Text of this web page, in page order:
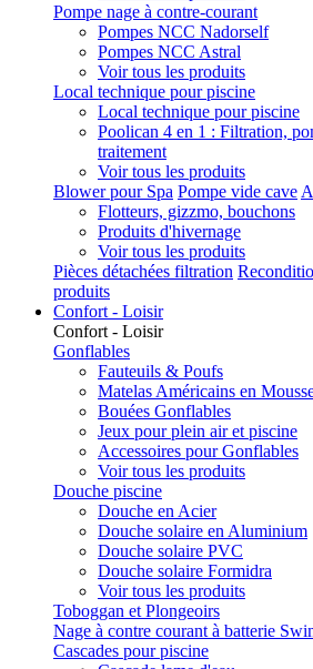
Pompe nage à contre-courant
Pompes NCC Nadorself
Pompes NCC Astral
Voir tous les produits
Local technique pour piscine
Local technique pour piscine
Poolican 4 en 1 : Filtration,
traitement
Voir tous les produits
Blower pour Spa Pompe vide cave
Flotteurs, gizzmo, bouchons
Produits d'hivernage
Voir tous les produits
Pièces détachées filtration
produits
Confort - Loisir
Confort - Loisir
Gonflables
Fauteuils & Poufs
Matelas Américains en
Bouées Gonflables
Jeux pour plein air et piscine
Accessoires pour Gonflables
Voir tous les produits
Douche piscine
Douche en Acier
Douche solaire en Aluminium
Douche solaire PVC
Douche solaire Formidra
Voir tous les produits
Toboggan et Plongeoirs
Nage à contre courant à batterie
Cascades pour piscine